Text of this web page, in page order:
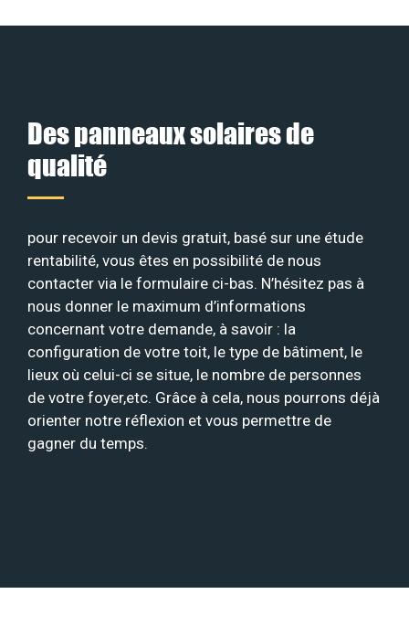
Des panneaux solaires de
qualité
pour recevoir un devis gratuit, basé sur une étude
rentabilité, vous êtes en possibilité de nous
contacter via le formulaire ci-bas. N’hésitez pas à
nous donner le maximum d’informations
concernant votre demande, à savoir : la
configuration de votre toit, le type de bâtiment, le
lieux où celui-ci se situe, le nombre de personnes
de votre foyer,etc. Grâce à cela, nous pourrons déjà
orienter notre réflexion et vous permettre de
gagner du temps.